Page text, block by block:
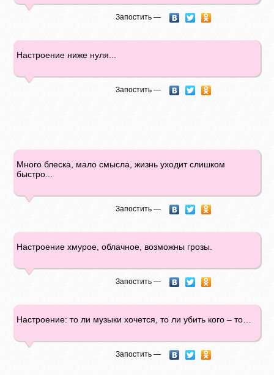
Запостить —
Настроение ниже нуля...
Запостить —
Много блеска, мало смысла, жизнь уходит слишком
быстро...
Запостить —
Настроение хмурое, облачное, возможны грозы.
Запостить —
Настроение: то ли музыки хочется, то ли убить кого – то…
Запостить —